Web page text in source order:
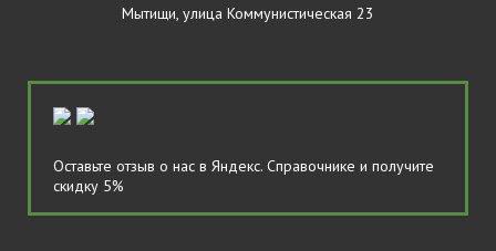
Мытищи, улица Коммунистическая 23
Оставьте отзыв о нас в Яндекс. Справочнике и получите
скидку 5%